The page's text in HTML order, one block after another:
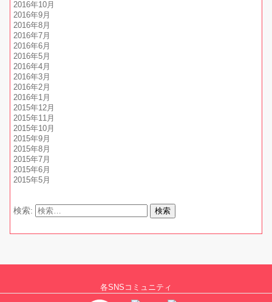
2016年10月
2016年9月
2016年8月
2016年7月
2016年6月
2016年5月
2016年4月
2016年3月
2016年2月
2016年1月
2015年12月
2015年11月
2015年10月
2015年9月
2015年8月
2015年7月
2015年6月
2015年5月
検索:
各SNSコミュニティ